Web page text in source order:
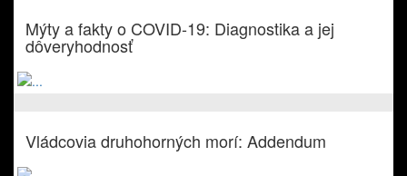
Mýty a fakty o COVID-19: Diagnostika a jej
dôveryhodnosť
Vládcovia druhohorných morí: Addendum